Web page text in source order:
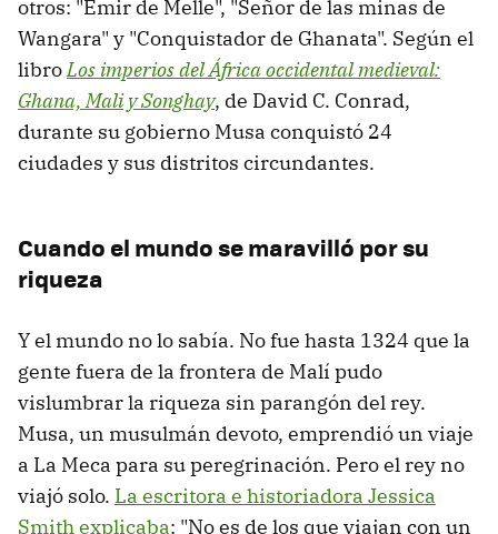
otros: "Emir de Melle", "Señor de las minas de
Wangara" y "Conquistador de Ghanata". Según el
libroLos imperios del África occidental medieval:
Ghana, Mali y Songhay, de David C. Conrad,
durante su gobierno Musa conquistó 24
ciudades y sus distritos circundantes.
Cuando el mundo se maravilló por su
riqueza
Y el mundo no lo sabía. No fue hasta 1324 que la
gente fuera de la frontera de Malí pudo
vislumbrar la riqueza sin parangón del rey.
Musa, un musulmán devoto, emprendió un viaje
a La Meca para su peregrinación. Pero el rey no
viajó solo. La escritora e historiadora Jessica
Smith explicaba: "No es de los que viajan con un